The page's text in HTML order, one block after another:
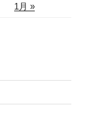
1月 »